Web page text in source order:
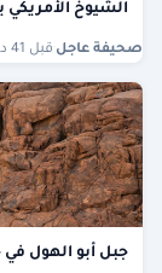
الشيوخ
صحيفة عاجل قبل 41 دقيقة
جبل أبو الهول في